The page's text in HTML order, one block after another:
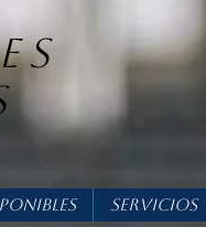
Servicios